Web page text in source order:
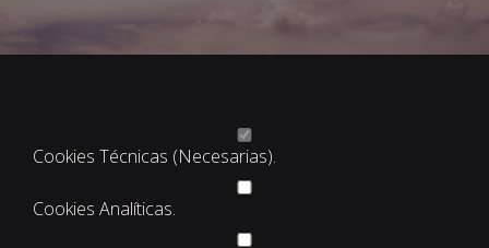
Cookies Técnicas (Necesarias).
Cookies Analíticas.